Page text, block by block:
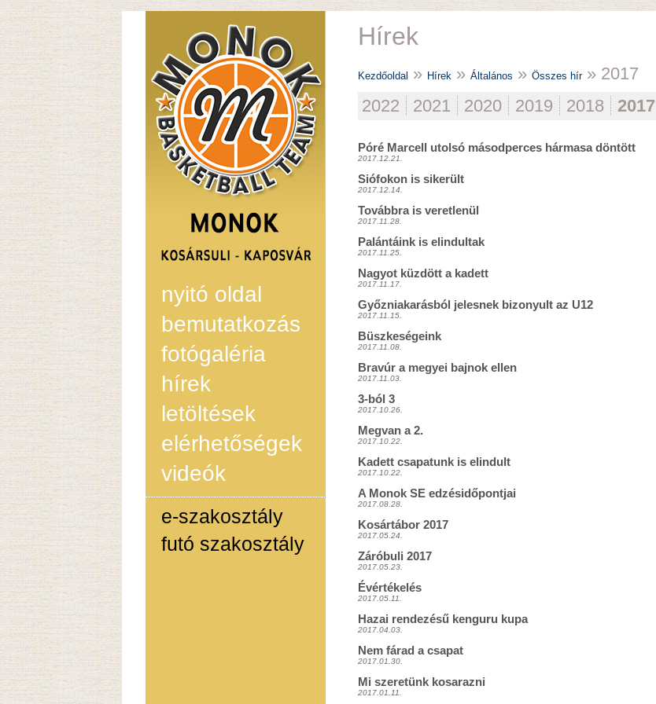
nyitó oldal
bemutatkozás
fotógaléria
hírek
letöltések
elérhetőségek
videók
e-szakosztály
futó szakosztály
Hírek
Kezdőoldal » Hírek » Általános » Összes hír» 2017
2022
2021 2020 2019 2018 2017
Póré Marcell utolsó másodperces hármasa döntött
2017.12.21.
Siófokon is sikerült
2017.12.14.
Továbbra is veretlenül
2017.11.28.
Palántáink is elindultak
2017.11.25.
Nagyot küzdött a kadett
2017.11.17.
Győzniakarásból jelesnek bizonyult az U12
2017.11.15.
Büszkeségeink
2017.11.08.
Bravúr a megyei bajnok ellen
2017.11.03.
3-ból 3
2017.10.26.
Megvan a 2.
2017.10.22.
Kadett csapatunk is elindult
2017.10.22.
A Monok SE edzésidőpontjai
2017.08.28.
Kosártábor 2017
2017.05.24.
Záróbuli 2017
2017.05.23.
Évértékelés
2017.05.11.
Hazai rendezésű kenguru kupa
2017.04.03.
Nem fárad a csapat
2017.01.30.
Mi szeretünk kosarazni
2017.01.11.